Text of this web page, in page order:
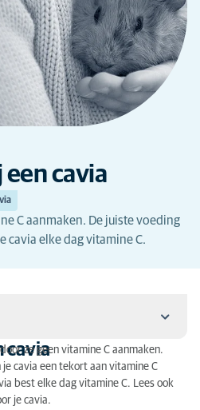
cavia
C aanmaken. De juiste voeding
cavia elke dag vitamine C.
cavia
ze geen vitamine C aanmaken.
cavia een tekort aan vitamine C
best elke dag vitamine C. Lees ook
je cavia.